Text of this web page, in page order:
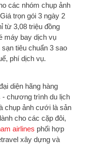
các nhóm chụp ảnh
trọn gói 3 ngày 2
từ 3,08 triệu đồng
máy bay dịch vụ
tiêu chuẩn 3 sao
phí dịch vụ.
diện hãng hàng
- chương trình du lịch
chụp ảnh cưới là sản
cho các cặp đôi,
airlines phối hợp
xây dựng và